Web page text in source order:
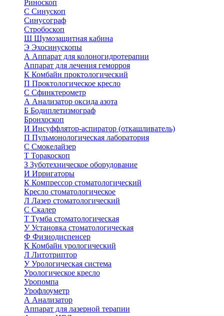
Риноскоп
С Синускоп
Синусограф
Стробоскоп
Ш Шумозащитная кабина
Э Эхосинускопы
А Аппарат для колоногидротерапии
Аппарат для лечения геморроя
К Комбайн проктологический
П Проктологическое кресло
С Сфинктерометр
А Анализатор оксида азота
Б Бодиплетизмограф
Бронхоскоп
И Инсуффлятор-аспиратор (откашливатель)
П Пульмонологическая лаборатория
С Смокелайзер
Т Торакоскоп
З Зуботехническое оборудование
И Ирригаторы
К Компрессор стоматологический
Кресло стоматологическое
Л Лазер стоматологический
С Скалер
Т Тумба стоматологическая
УУстановка стоматологическая
Ф Физиодиспенсер
К Комбайн урологический
Л Литотриптор
УУрологическая система
Урологическое кресло
Уропомпа
Урофлоуметр
А Анализатор
Аппарат для лазерной терапии